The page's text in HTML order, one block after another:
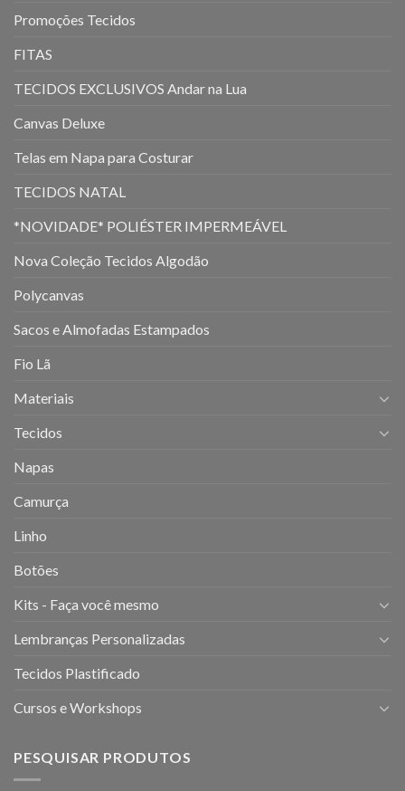
Promoções Tecidos
FITAS
TECIDOS EXCLUSIVOS Andar na Lua
Canvas Deluxe
Telas em Napa para Costurar
TECIDOS NATAL
*NOVIDADE* POLIÉSTER IMPERMEÁVEL
Nova Coleção Tecidos Algodão
Polycanvas
Sacos e Almofadas Estampados
Fio Lã
Materiais
Tecidos
Napas
Camurça
Linho
Botões
Kits - Faça você mesmo
Lembranças Personalizadas
Tecidos Plastificado
Cursos e Workshops
PESQUISAR PRODUTOS